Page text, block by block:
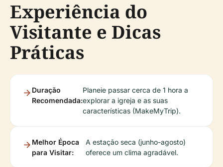
Experiência do
Visitante e Dicas
Práticas
Duração
Recomendada:
Planeie passar cerca de 1 hora a
explorar a igreja e as suas
características (MakeMyTrip).
Melhor Época
para Visitar:
A estação seca (junho-agosto)
oferece um clima agradável.